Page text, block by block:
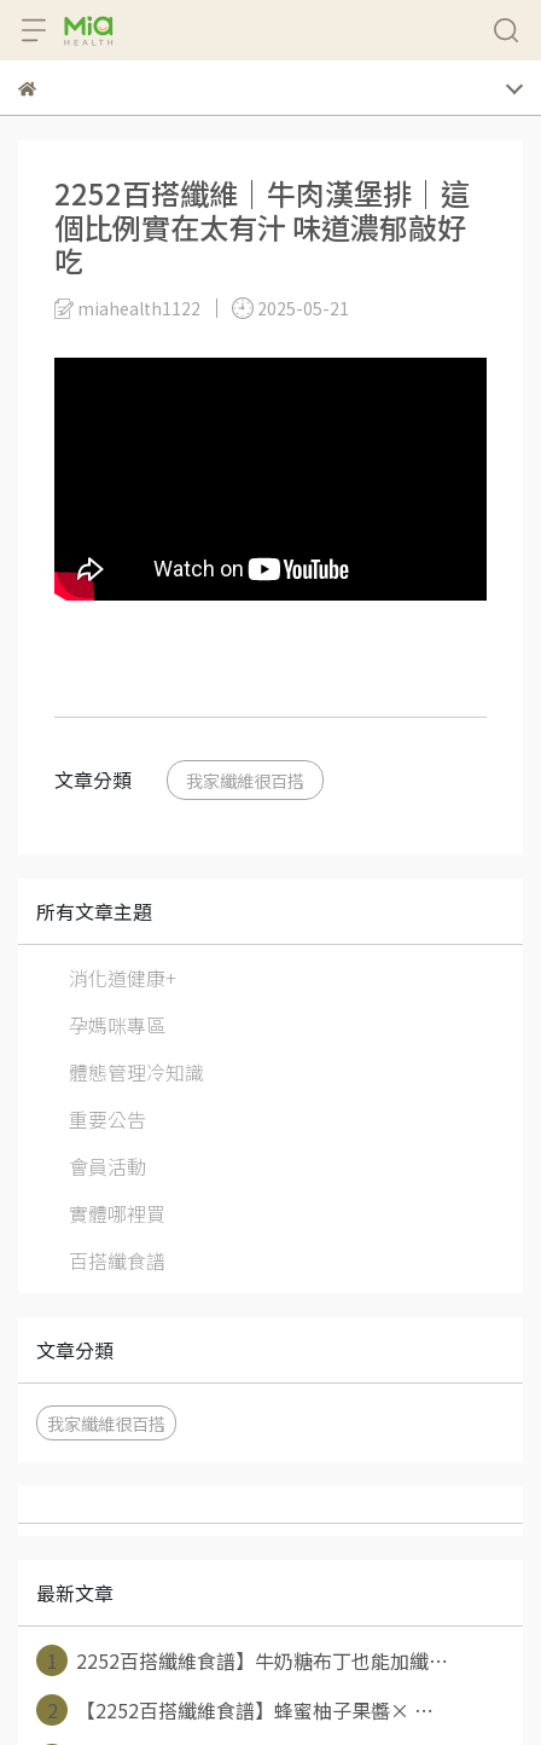
2252百搭纖維｜牛肉漢堡排｜這
個比例實在太有汁 味道濃郁敲好
吃
miahealth1122 2025-05-21
文章分類 我家纖維很百搭
所有文章主題
消化道健康+
孕媽咪專區
體態管理冷知識
重要公告
會員活動
實體哪裡買
百搭纖食譜
文章分類
我家纖維很百搭
最新文章
1
2252百搭纖維食譜】牛奶糖布丁也能加纖⋯
2
【2252百搭纖維食譜】蜂蜜柚子果醬× ⋯